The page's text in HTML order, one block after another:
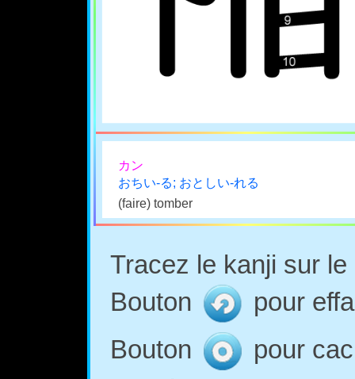
カン
おちい-る; おとしい-れる
(faire) tomber
Tracez le kanji sur
Bouton
pour
Bouton
pour